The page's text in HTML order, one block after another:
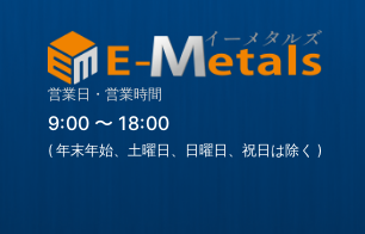
営業日・営業時間
9:00 〜 18:00
( 年末年始、土曜日、日曜日、祝日は除く )